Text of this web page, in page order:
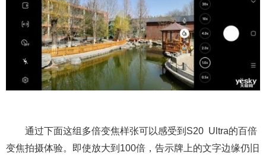
通过下面这组多倍变焦样张可以感受到S20 Ultra的百倍
变焦拍摄体验。即使放大到100倍，告示牌上的文字边缘仍旧